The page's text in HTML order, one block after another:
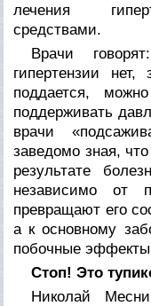
лечения
средствами.
Врачи
гипертензии
поддается,
поддерживать
врачи
заведомо зная,
результате
независимо от
превращают его
а к основному
побочные эффекты
Стоп! Это
Николай